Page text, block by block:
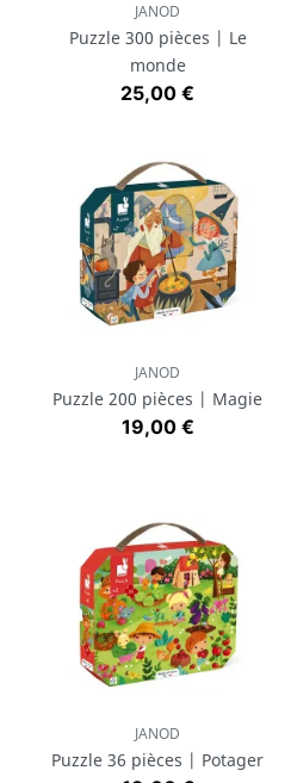
JANOD
Puzzle 300 pièces | Le
monde
Prix
25,00 €
JANOD
Puzzle 200 pièces | Magie
Prix
19,00 €
JANOD
Puzzle 36 pièces | Potager